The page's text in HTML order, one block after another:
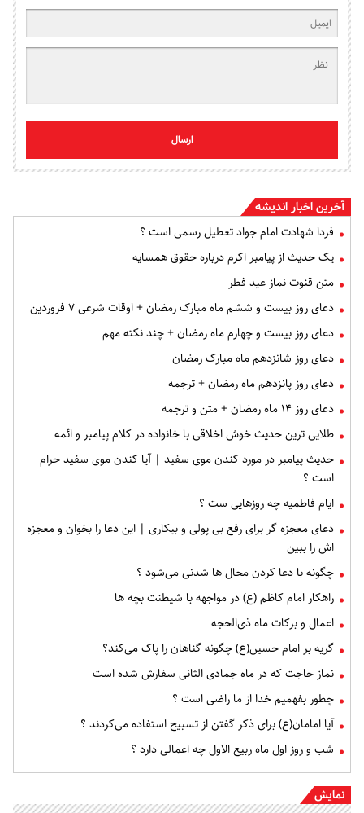
ارسال
آخرین اخبار اندیشه
فردا شهادت امام جواد تعطیل رسمی است ؟
یک حدیث از پیامبر اکرم درباره حقوق همسایه
متن قنوت نماز عید فطر
دعای روز بیست و ششم ماه مبارک رمضان + اوقات شرعی ۷ فروردین
دعای روز بیست و چهارم ماه رمضان + چند نکته مهم
دعای روز شانزدهم ماه مبارک رمضان
دعای روز پانزدهم ماه رمضان + ترجمه
دعای روز ۱۴ ماه رمضان + متن و ترجمه
طلایی ترین حدیث خوش اخلاقی با خانواده در کلام پیامبر و ائمه
حدیث پیامبر در مورد کندن موی سفید | آیا کندن موی سفید حرام
است ؟
ایام فاطمیه چه روزهایی ست ؟
دعای معجزه گر برای رفع بی پولی و بیکاری | این دعا را بخوان و معجزه
اش را ببین
چگونه با دعا کردن محال ها شدنی می‌شود ؟
راهکار امام کاظم (ع) در مواجهه با شیطنت بچه ها
اعمال و برکات ماه ذی‌الحجه
گریه بر امام حسین(ع) چگونه گناهان را پاک می‌کند؟
نماز حاجت که در ماه جمادی الثانی سفارش شده است
چطور بفهمیم خدا از ما راضی است ؟
آیا امامان(ع) برای ذکر گفتن از تسبیح استفاده می‌کردند ؟
شب و روز اول ماه ربیع الاول چه اعمالی دارد ؟
نمایش